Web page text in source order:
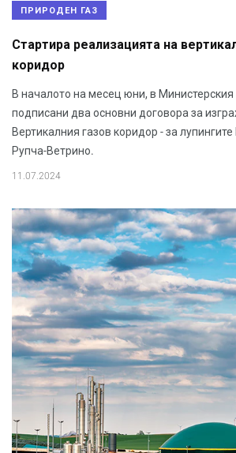
ПРИРОДЕН ГАЗ
Стартира реализацията на
коридор
В началото на месец юни, в Министерския
подписани два основни договора за
Вертикалния газов коридор - за
Рупча-Ветрино.
11.07.2024